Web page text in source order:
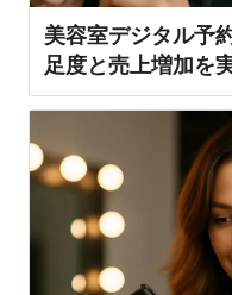
美容室デジタル予
足度と売上増加を